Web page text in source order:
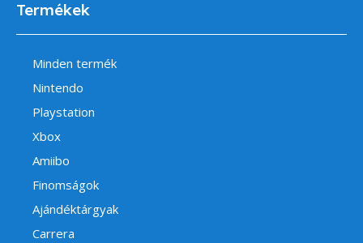
Termékek
Minden termék
Nintendo
Playstation
Xbox
Amiibo
Finomságok
Ajándéktárgyak
Carrera